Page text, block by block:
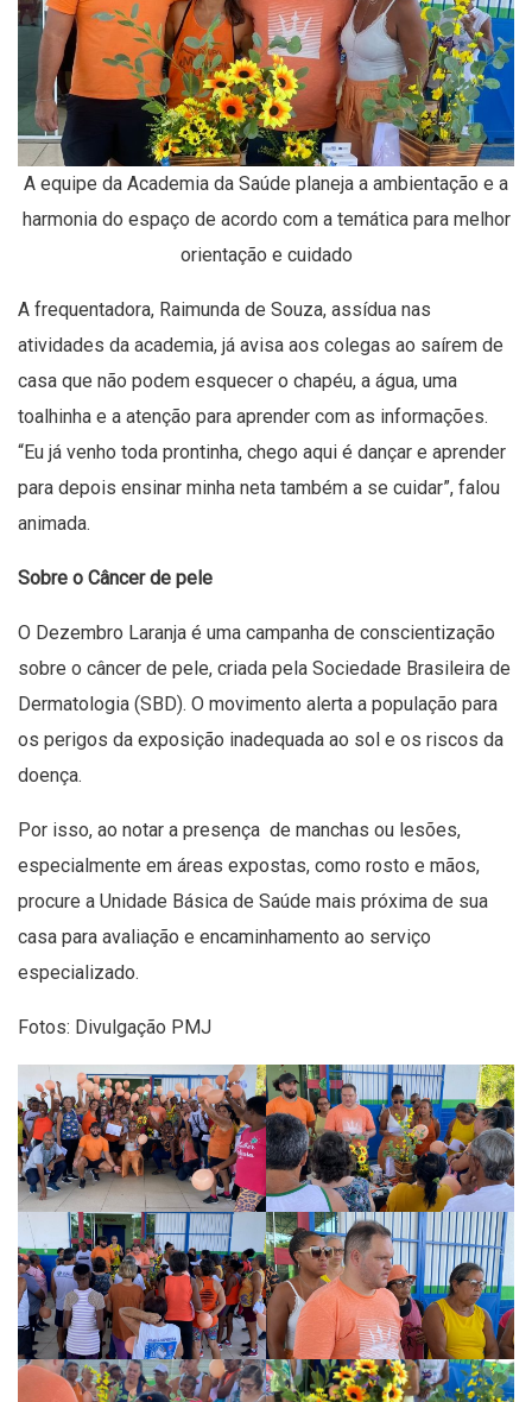
A equipe da Academia da Saúde planeja a ambientação e a
harmonia do espaço de acordo com a temática para melhor
orientação e cuidado
A frequentadora, Raimunda de Souza, assídua nas
atividades da academia, já avisa aos colegas ao saírem de
casa que não podem esquecer o chapéu, a água, uma
toalhinha e a atenção para aprender com as informações.
“Eu já venho toda prontinha, chego aqui é dançar e aprender
para depois ensinar minha neta também a se cuidar”, falou
animada.
Sobre o Câncer de pele
O Dezembro Laranja é uma campanha de conscientização
sobre o câncer de pele, criada pela Sociedade Brasileira de
Dermatologia (SBD). O movimento alerta a população para
os perigos da exposição inadequada ao sol e os riscos da
doença.
Por isso, ao notar a presença de manchas ou lesões,
especialmente em áreas expostas, como rosto e mãos,
procure a Unidade Básica de Saúde mais próxima de sua
casa para avaliação e encaminhamento ao serviço
especializado.
Fotos: Divulgação PMJ